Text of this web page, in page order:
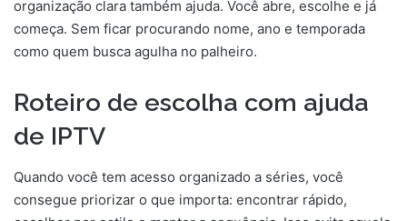
organização clara também ajuda. Você abre, escolhe e já
começa. Sem ficar procurando nome, ano e temporada
como quem busca agulha no palheiro.
Roteiro de escolha com ajuda
de IPTV
Quando você tem acesso organizado a séries, você
consegue priorizar o que importa: encontrar rápido,